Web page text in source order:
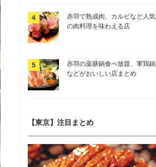
赤羽で熟成肉、カルビなど人気
の肉料理を味わえる店
赤羽の薬膳鍋食べ放題、軍鶏鍋
などがおいしい店まとめ
【東京】注目まとめ